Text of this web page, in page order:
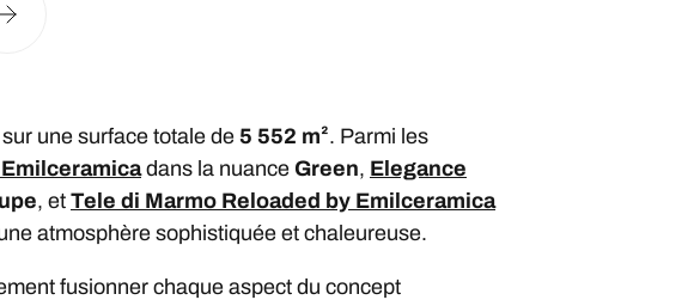
une surface totale de 5 552 m². Parmi les
dans la nuance Green, Elegance
, et Tele di Marmo Reloaded by Emilceramica
atmosphère sophistiquée et chaleureuse.
fusionner chaque aspect du concept